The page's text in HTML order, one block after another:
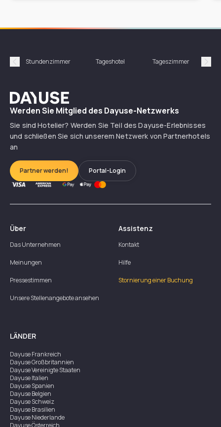
Précédent
Stundenzimmer Tageshotel Tageszimmer
Dayuse
Werden Sie Mitglied des Dayuse-Netzwerks
Sie sind Hotelier? Werden Sie Teil des Dayuse-Erlebnisses
und schließen Sie sich unserem Netzwerk von Partnerhotels
an
Partner werden! Portal-Login
Über
Das Unternehmen
Meinungen
Pressestimmen
Unsere Stellenangebote ansehen
Assistenz
Kontakt
Hilfe
Stornierung einer Buchung
LÄNDER
DayuseFrankreich
DayuseGroßbritannien
DayuseVereinigte Staaten
DayuseItalien
DayuseSpanien
DayuseBelgien
DayuseSchweiz
DayuseBrasilien
DayuseNiederlande
DayuseÖsterreich